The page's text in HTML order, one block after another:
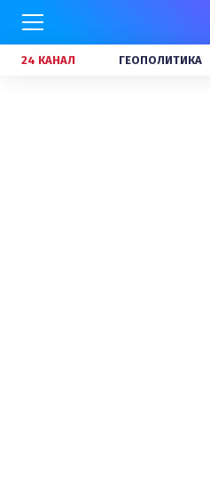
24 КАНАЛ ГЕОПОЛИТИКА